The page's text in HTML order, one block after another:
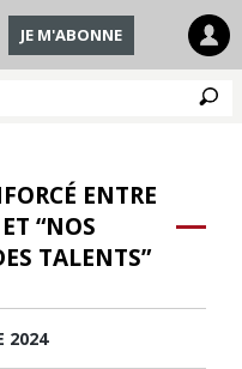
JE M'ABONNE
ENTRE
“NOS
TALENTS”
2024